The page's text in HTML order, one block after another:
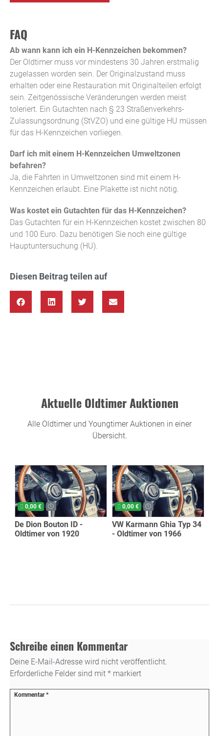
FAQ
Ab wann kann ich ein H-Kennzeichen bekommen?
Der Oldtimer muss vor mindestens 30 Jahren erstmalig
zugelassen worden sein. Der Originalzustand muss
erhalten oder eine Restauration mit Originalteilen erfolgt
sein. Zeitgenössische Veränderungen werden meist
toleriert. Ein Gutachten nach § 23 Straßenverkehrs-
Zulassungsordnung (StVZO) und eine gültige HU müssen
für das H-Kennzeichen vorliegen.
Darf ich mit einem H-Kennzeichen Umweltzonen
befahren?
Ja, die Fahrten in Umweltzonen sind mit einem H-
Kennzeichen erlaubt. Eine Plakette ist nicht nötig.
Was kostet ein Gutachten für das H-Kennzeichen?
Das Gutachten für ein H-Kennzeichen kostet zwischen 80
und 100 Euro. Dazu benötigen Sie noch eine gültige
Hauptuntersuchung (HU).
Diesen Beitrag teilen auf
Aktuelle Oldtimer Auktionen
Alle Oldtimer und Youngtimer Auktionen in einer
Übersicht.
0,00 €
De Dion Bouton ID -
Oldtimer von 1920
0,00 €
VW Karmann Ghia Typ 34
- Oldtimer von 1966
Schreibe einen Kommentar
Deine E-Mail-Adresse wird nicht veröffentlicht.
Erforderliche Felder sind mit * markiert
Kommentar*